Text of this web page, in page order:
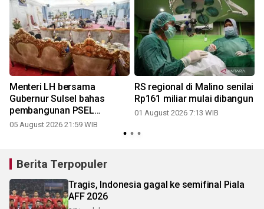
Menteri LH bersama
Gubernur Sulsel bahas
pembangunan PSEL
Mamminasata
05 August 2026 21:59 WIB
RS regional di Malino senilai
Rp161 miliar mulai dibangun
01 August 2026 7:13 WIB
Berita Terpopuler
Tragis, Indonesia gagal ke semifinal Piala
AFF 2026